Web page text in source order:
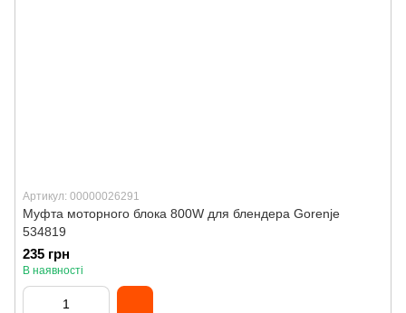
Артикул: 00000026291
Муфта моторного блока 800W для блендера Gorenje
534819
235 грн
В наявності